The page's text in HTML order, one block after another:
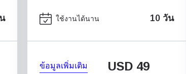
ใช้งานได้นาน 10 วัน
ข้อมูลเพิ่มเติม USD 49